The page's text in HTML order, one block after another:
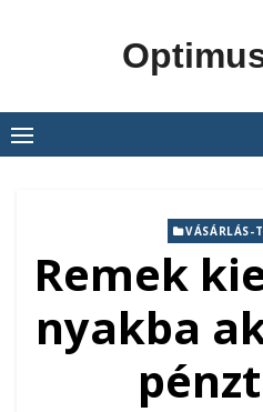
VÁSÁRLÁS-
Remek
nyakba